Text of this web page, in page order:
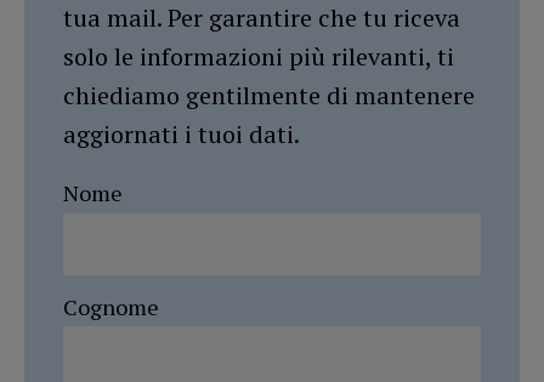
tua mail. Per garantire che tu riceva
solo le informazioni più rilevanti, ti
chiediamo gentilmente di mantenere
aggiornati i tuoi dati.
Nome
Cognome